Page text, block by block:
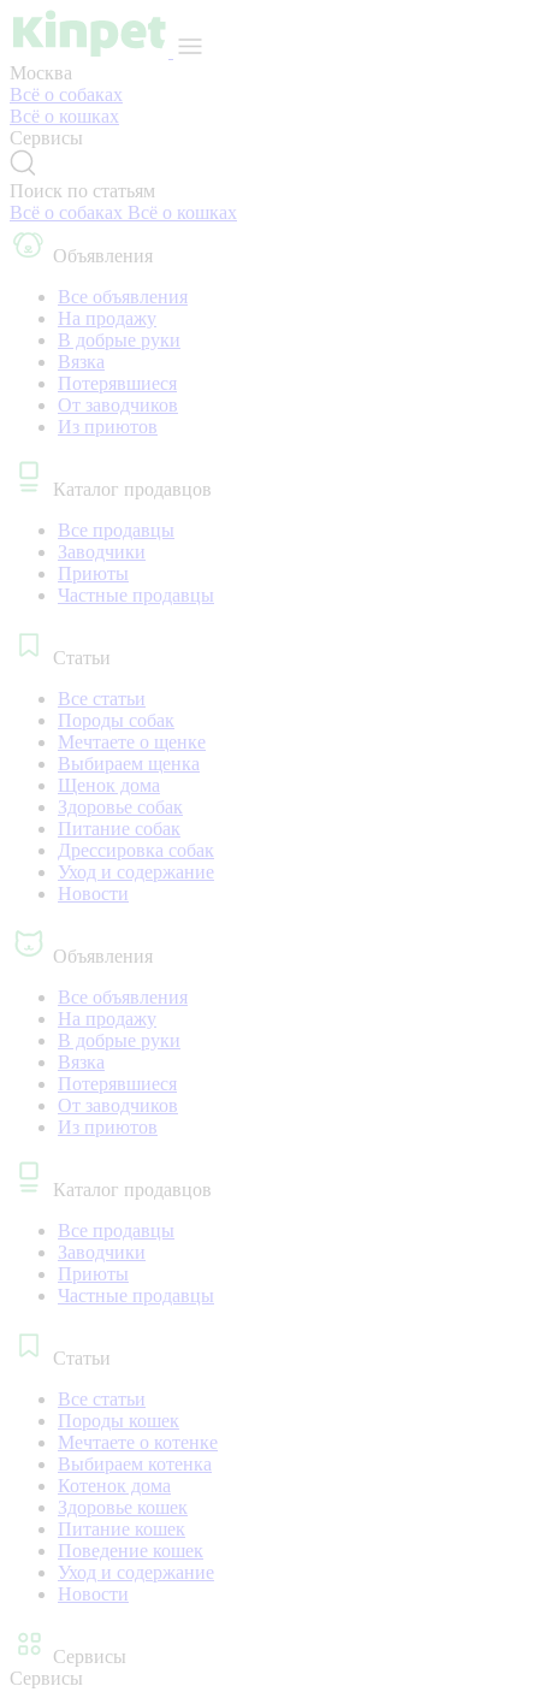
Москва
Всё о собаках
Всё о кошках
Сервисы
Поиск по статьям
Всё о собаках Всё о кошках
Объявления
Все объявления
На продажу
В добрые руки
Вязка
Потерявшиеся
От заводчиков
Из приютов
Каталог продавцов
Все продавцы
Заводчики
Приюты
Частные продавцы
Статьи
Все статьи
Породы собак
Мечтаете о щенке
Выбираем щенка
Щенок дома
Здоровье собак
Питание собак
Дрессировка собак
Уход и содержание
Новости
Объявления
Все объявления
На продажу
В добрые руки
Вязка
Потерявшиеся
От заводчиков
Из приютов
Каталог продавцов
Все продавцы
Заводчики
Приюты
Частные продавцы
Статьи
Все статьи
Породы кошек
Мечтаете о котенке
Выбираем котенка
Котенок дома
Здоровье кошек
Питание кошек
Поведение кошек
Уход и содержание
Новости
Сервисы
Сервисы